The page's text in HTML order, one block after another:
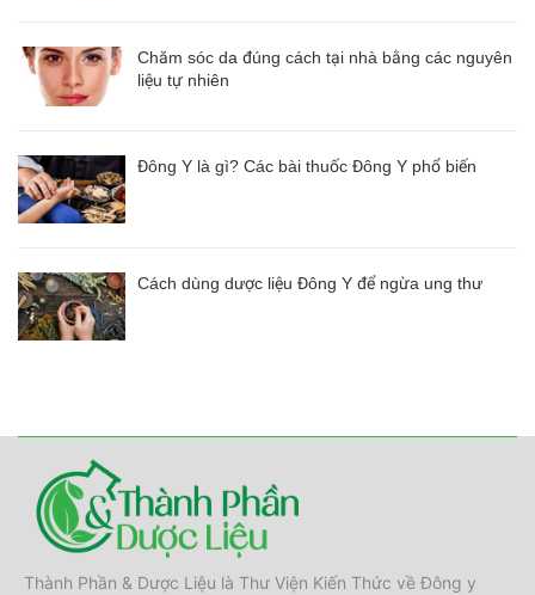
Chăm sóc da đúng cách tại nhà bằng các nguyên
liệu tự nhiên
Đông Y là gì? Các bài thuốc Đông Y phổ biến
Cách dùng dược liệu Đông Y để ngừa ung thư
Thành Phần & Dược Liệu là Thư Viện Kiến Thức về Đông y